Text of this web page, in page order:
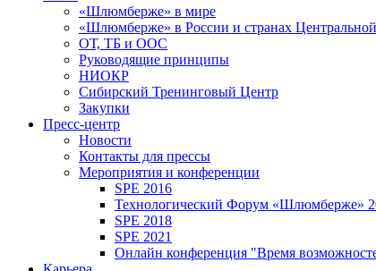
«Шлюмберже» в мире
«Шлюмберже» в России и странах
ОТ, ТБ и ООС
Руководящие принципы
НИОКР
Сибирский Тренинговый Центр
Закупки
Пресс-центр
Новости
Контакты для прессы
Мероприятия и конференции
SPE 2016
Технологический Форум «Шлюмберже»
SPE 2018
SPE 2021
Онлайн конференция "Время